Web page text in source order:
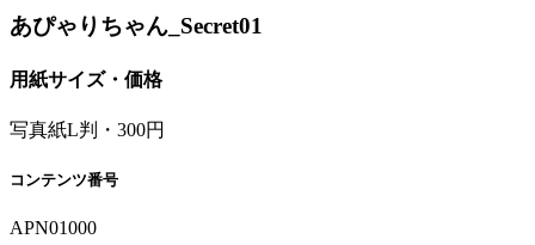
あぴゃりちゃん_Secret01
用紙サイズ・価格
写真紙L判・300円
コンテンツ番号
APN01000